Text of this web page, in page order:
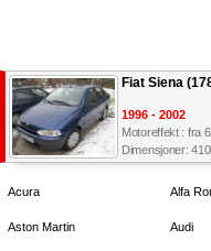
Fiat Siena
1996 - 2002
Motoreffekt : fra
Dimensjoner:
Acura Alfa
Aston Martin Audi